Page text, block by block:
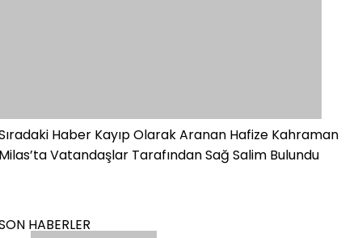
Haber Kayıp Olarak Aranan Hafize Kahraman
Vatandaşlar Tarafından Sağ Salim Bulundu
HABERLER